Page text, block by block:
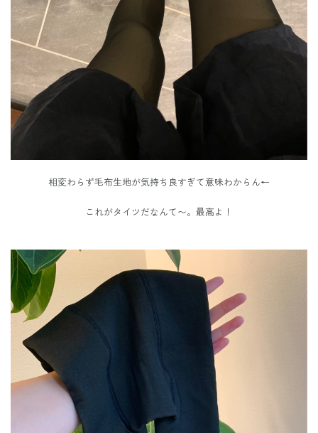
相変わらず毛布生地が気持ち良すぎて意味わからん←
これがタイツだなんて〜。最高よ！